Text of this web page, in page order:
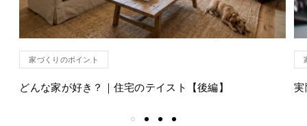
家づくりのポイント
どんな家が好き？｜住宅のテイスト【後編】 実